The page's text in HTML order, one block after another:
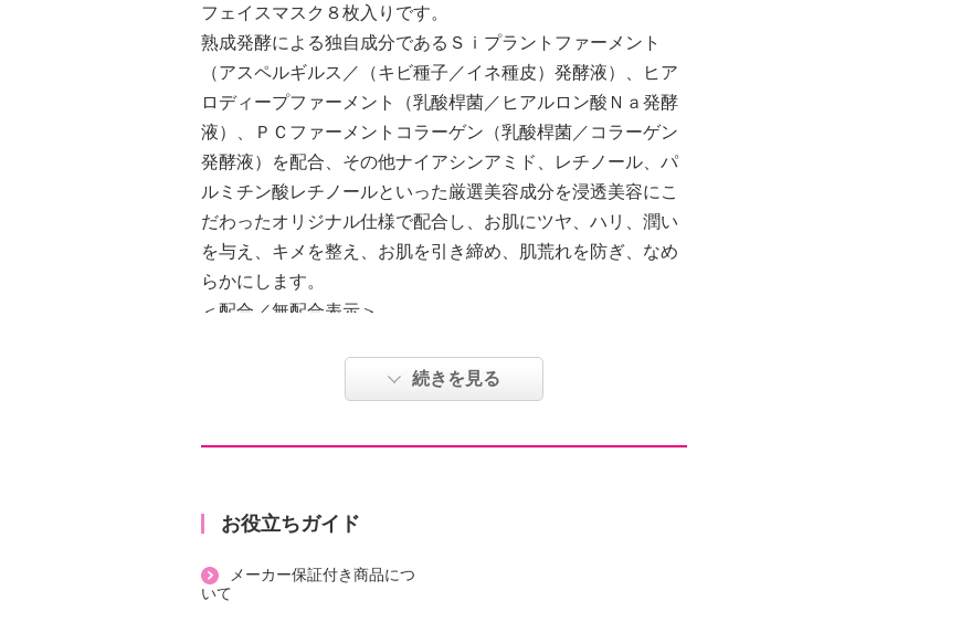
フェイスマスク８枚入りです。
熟成発酵による独自成分であるＳｉプラントファーメント
（アスペルギルス／（キビ種子／イネ種皮）発酵液）、ヒア
ロディープファーメント（乳酸桿菌／ヒアルロン酸Ｎａ発酵
液）、ＰＣファーメントコラーゲン（乳酸桿菌／コラーゲン
発酵液）を配合、その他ナイアシンアミド、レチノール、パ
ルミチン酸レチノールといった厳選美容成分を浸透美容にこ
だわったオリジナル仕様で配合し、お肌にツヤ、ハリ、潤い
を与え、キメを整え、お肌を引き締め、肌荒れを防ぎ、なめ
らかにします。
＜配合／無配合表示＞
続きを見る
お役立ちガイド
メーカー保証付き商品につ
いて